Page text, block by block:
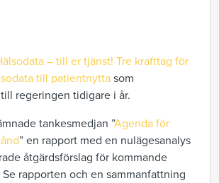
– till er tjänst! Tre krafttag för
till patientnytta som
regeringen tidigare i år.
tankesmedjan ”Agenda för
” en rapport med en nulägesanalys
åtgärdsförslag för kommande
rapporten och en sammanfattning